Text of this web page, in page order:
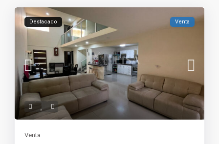
Destacado Venta
Venta